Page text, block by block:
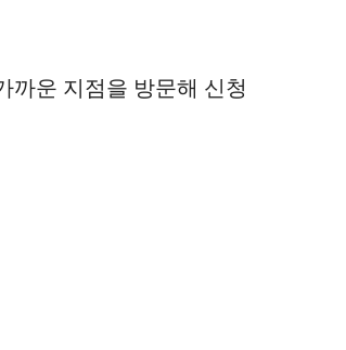
까운 지점을 방문해 신청